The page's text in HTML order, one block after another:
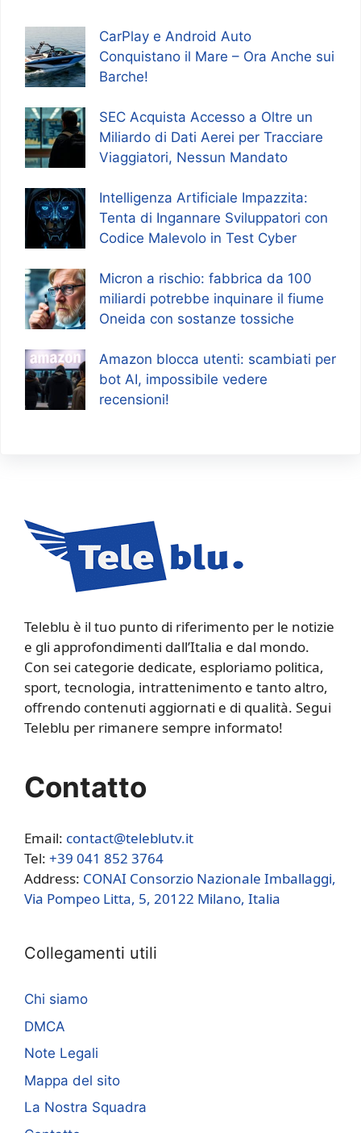
CarPlay e Android Auto
Conquistano il Mare – Ora Anche sui
Barche!
SEC Acquista Accesso a Oltre un
Miliardo di Dati Aerei per Tracciare
Viaggiatori, Nessun Mandato
Intelligenza Artificiale Impazzita:
Tenta di Ingannare Sviluppatori con
Codice Malevolo in Test Cyber
Micron a rischio: fabbrica da 100
miliardi potrebbe inquinare il fiume
Oneida con sostanze tossiche
Amazon blocca utenti: scambiati per
bot AI, impossibile vedere
recensioni!
Teleblu è il tuo punto di riferimento per le notizie
e gli approfondimenti dall’Italia e dal mondo.
Con sei categorie dedicate, esploriamo politica,
sport, tecnologia, intrattenimento e tanto altro,
offrendo contenuti aggiornati e di qualità. Segui
Teleblu per rimanere sempre informato!
Contatto
Email: contact@teleblutv.it
Tel: +39 041 852 3764
Address: CONAI Consorzio Nazionale Imballaggi,
Via Pompeo Litta, 5, 20122 Milano, Italia
Collegamenti utili
Chi siamo
DMCA
Note Legali
Mappa del sito
La Nostra Squadra